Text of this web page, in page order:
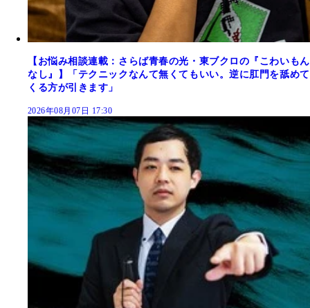
【お悩み相談連載：さらば青春の光・東ブクロの『こわいもん
なし』】「テクニックなんて無くてもいい。逆に肛門を舐めて
くる方が引きます」
2026年08月07日 17:30